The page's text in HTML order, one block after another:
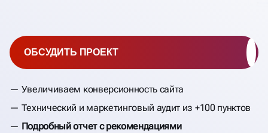
Увеличиваем конверсионность сайта
Технический и маркетинговый аудит из +100 пунктов
Подробный отчет с рекомендациями
ОБСУДИТЬ ПРОЕКТ